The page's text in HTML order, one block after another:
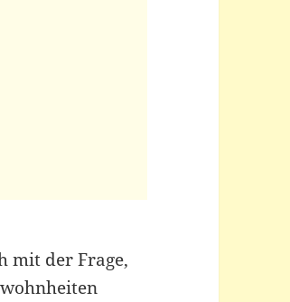
mit der Frage,